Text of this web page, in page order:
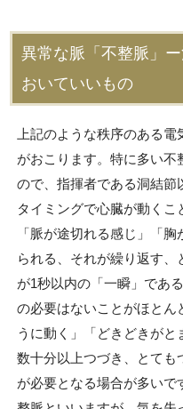
異常な脈「不整脈」
おいていいもの
上記のような秩序のある
がおこります。特に多い不
ので、指揮者である洞結節
タイミングで心臓が動く
「脈が途切れる感じ」「
られる、それが繰り返す
が1秒以内の「一瞬」であ
の必要はないことがほとん
うに動く」「どきどきが
数十分以上つづき、とても
が必要となる場合が多いで